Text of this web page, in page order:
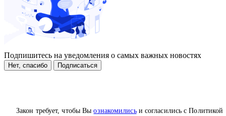
Закон требует, чтобы Выознакомилисьи согласились с Политикой
Подпишитесь на уведомления о самых важных новостях
Нет, спасибо Подписаться